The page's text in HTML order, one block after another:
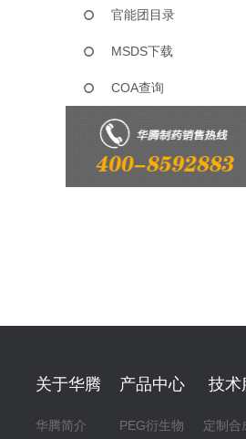
官能团目录
MSDS下载
COA查询
关于华腾
华腾简介
产品中心
PEG衍生物
技术
定制合